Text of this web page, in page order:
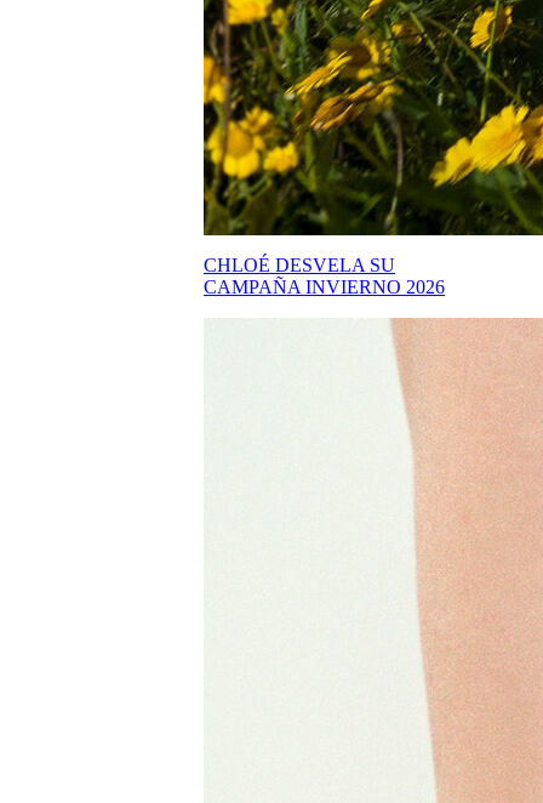
CHLOÉ DESVELA SU
CAMPAÑA INVIERNO 2026